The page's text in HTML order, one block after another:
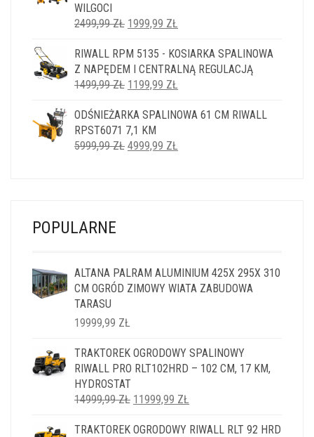
WILGOCI
2499,99ZŁ PIERWOTNA
WYNOSIŁA:
2499,99 ZŁ.
1999,99 ZŁ
WYNOSI:
1999,99 ZŁ.
RIWALL RPM 5135 - KOSIARKA SPALINOWA
Z NAPĘDEM I CENTRALNĄ REGULACJĄ
1499,99ZŁ PIERWOTNA
WYNOSIŁA:
1499,99 ZŁ.
1199,99 ZŁ
WYNOSI:
ODŚNIEŻARKA SPALINOWA 61 CM RIWALL
RPST6071 7,1 KM
5999,99ZŁ PIERWOTNA
4999,99 ZŁ
POPULARNE
ALTANA PALRAM ALUMINIUM 425X 295X 310
CM OGRÓD ZIMOWY WIATA ZABUDOWA
TARASU
19999,99 ZŁ
TRAKTOREK OGRODOWY SPALINOWY
RIWALL PRO RLT102HRD – 102 CM, 17 KM,
HYDROSTAT
14999,99ZŁ PIERWOTNA
WYNOSIŁA:
11999,99 ZŁ
WYNOSI:
TRAKTOREK OGRODOWY RIWALL RLT 92 HRD